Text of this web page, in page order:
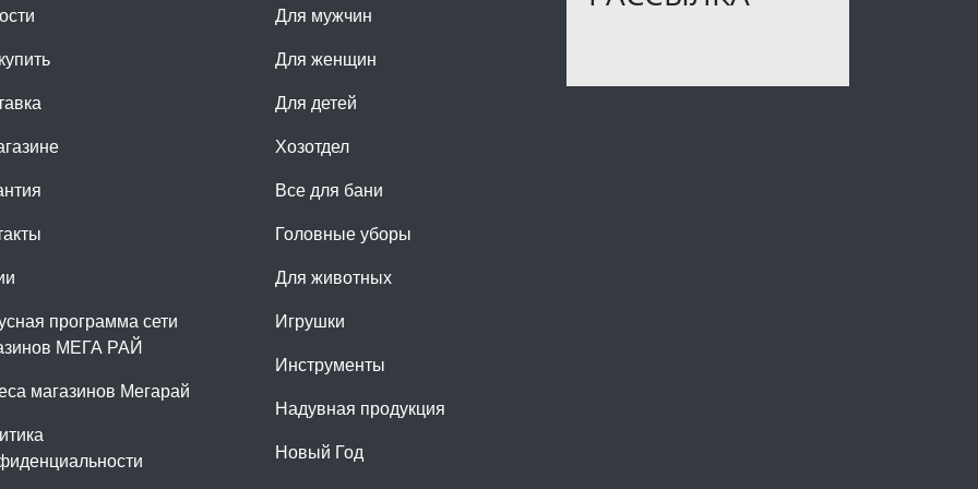
программа сети
МЕГА РАЙ
магазинов Мегарай
Для мужчин
Для женщин
Для детей
Хозотдел
Все для бани
Головные уборы
Для животных
Игрушки
Инструменты
Надувная продукция
Новый Год